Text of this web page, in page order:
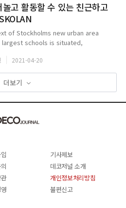
고 활동할 수 있는 친근하고
of Stockholms new urban area
schools is situated,
2021-04-20
더보기
기사제보
데코저널 소개
개인정보처리방침
불편신고